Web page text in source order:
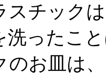
スチック
洗ったこ
のお皿は